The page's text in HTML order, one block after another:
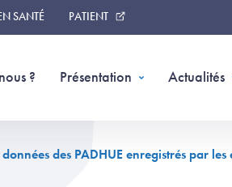
SANTÉ PATIENT
? Présentation Actualités
des PADHUE enregistrés par